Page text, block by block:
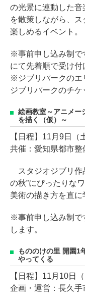
の光景に連動した
を散策しながら、
楽しめるイベント。
※事前申し込み制で
にて先着順で受け付
※ジブリパークのエ
ジブリパークのチケ
絵画教室～アニメー
を描く（仮）～
【日程】11月9日（
共催：愛知県都市整
スタジオジブリ作
の秋”にぴったりな
美術の描き方を直に
※事前申し込み制で
します。
もののけの里 開園
やってくる
【日程】11月10日（
企画・運営：長久